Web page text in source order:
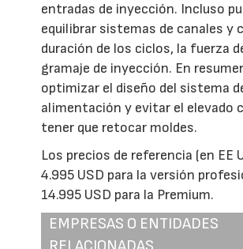
entradas de inyección. Incluso
equilibrar sistemas de canales y
duración de los ciclos, la fuerza
gramaje de inyección. En
optimizar el diseño del sistema
alimentación y evitar el elevado
tener que retocar moldes.
Los precios de referencia (en EE
4.995 USD para la versión
14.995 USD para la Premium.
EMPRESAS O ENTIDADES